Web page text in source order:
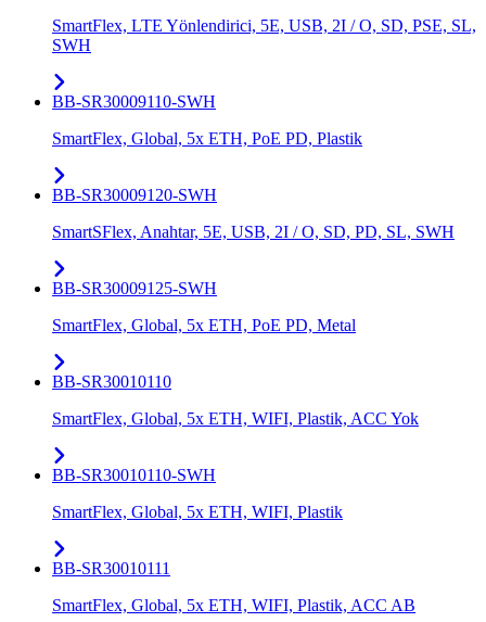
SmartFlex, LTE Yönlendirici, 5E, USB, 2I / O, SD, PSE, SL,
SWH
BB-SR30009110-SWH
SmartFlex, Global, 5x ETH, PoE PD, Plastik
BB-SR30009120-SWH
SmartSFlex, Anahtar, 5E, USB, 2I / O, SD, PD, SL, SWH
BB-SR30009125-SWH
SmartFlex, Global, 5x ETH, PoE PD, Metal
BB-SR30010110
SmartFlex, Global, 5x ETH, WIFI, Plastik, ACC Yok
BB-SR30010110-SWH
SmartFlex, Global, 5x ETH, WIFI, Plastik
BB-SR30010111
SmartFlex, Global, 5x ETH, WIFI, Plastik, ACC AB